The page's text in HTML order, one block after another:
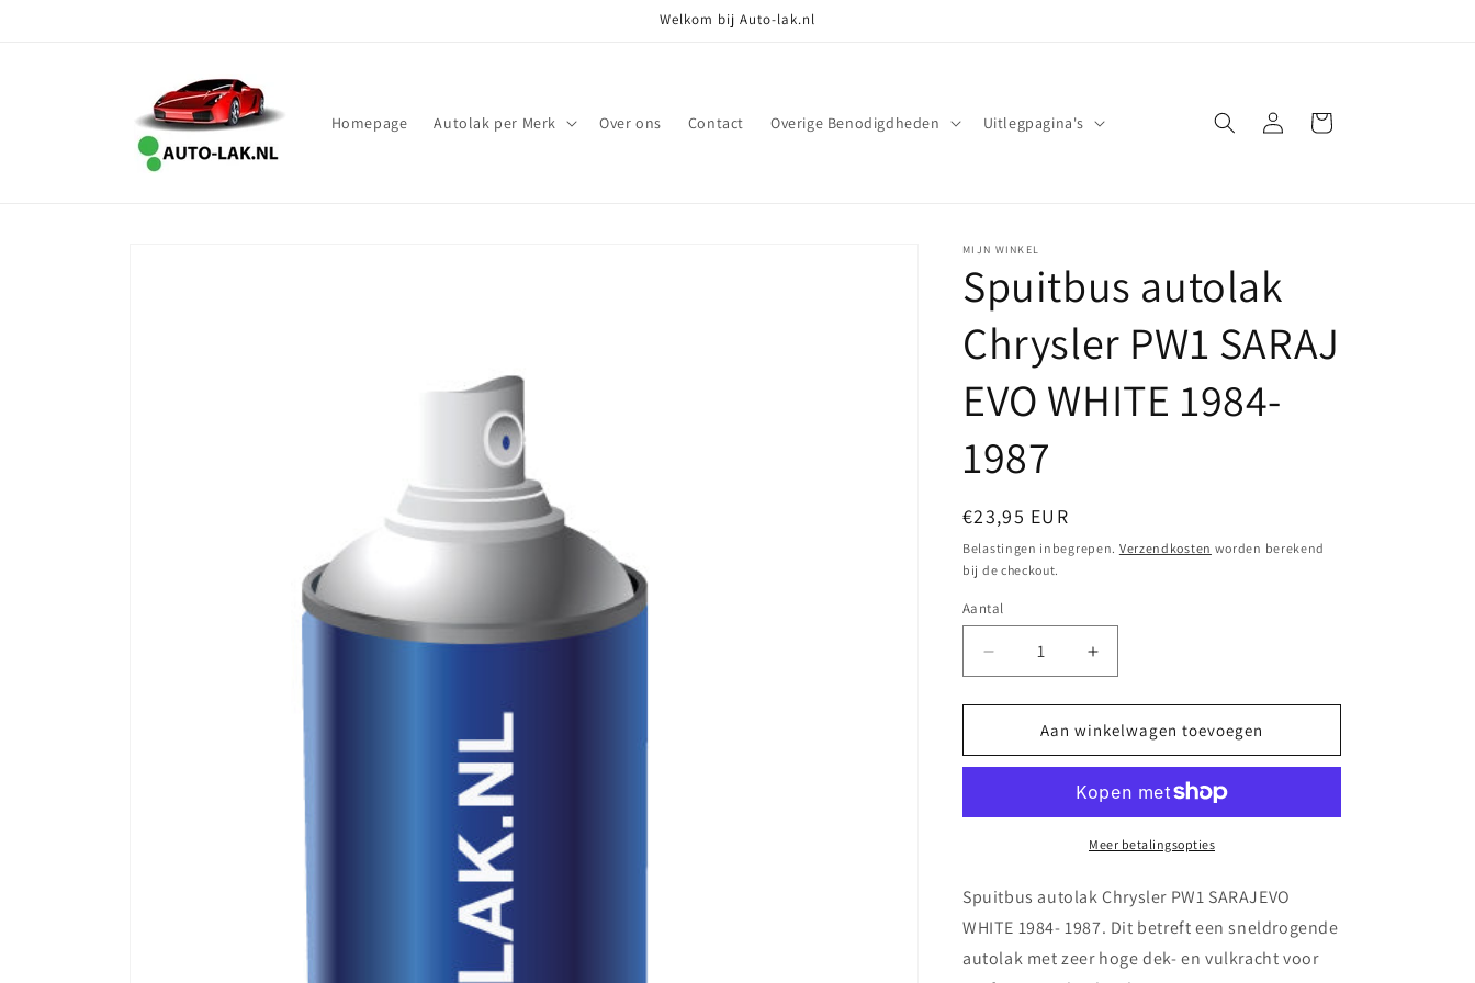
Welkom bij Auto-lak.nl
Homepage Autolak per Merk Over ons Contact Overige Benodigdheden Uitlegpagina's InloggenWinkelwagen
MIJN WINKEL
Spuitbus autolak
Chrysler PW1 SARAJ
EVO WHITE 1984-
1987
Normale
prijs
€23,95 EUR
Belastingen inbegrepen. Verzendkosten worden berekend
bij de checkout.
Aantal
Aantal
verlagen
voor
Spuitbus
autolak
Chrysler PW1 SARAJEVO
1984-
Aantal
verhogen
voor
Spuitbus
autolak
Chrysler PW1 SARAJEVO
WHITE
1984-
1987
Aan winkelwagen toevoegen
Meer betalingsopties
Spuitbus autolak Chrysler PW1 SARAJEVO
WHITE 1984- 1987. Dit betreft een sneldrogende
autolak met zeer hoge dek- en vulkracht voor